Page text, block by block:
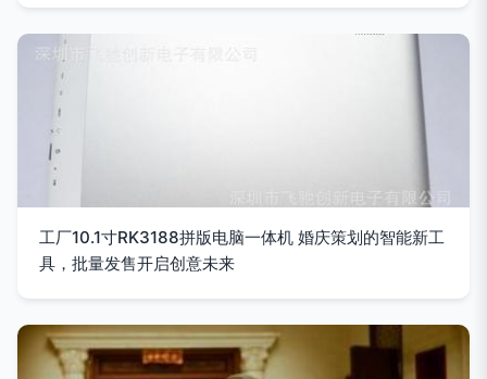
工厂10.1寸RK3188拼版电脑一体机 婚庆策划的智能新工
具，批量发售开启创意未来